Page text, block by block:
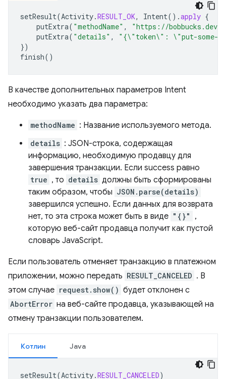
setResult(Activity.RESULT_OK, Intent().apply {
putExtra( "methodName" ,
"https://bobbucks.dev/
putExtra( "details" ,
"{\"token\": \"put-some-
})
finish()
В качестве дополнительных параметров Intent
необходимо указать два параметра:
methodName : Название используемого метода.
details : JSON-строка, содержащая
информацию, необходимую продавцу для
завершения транзакции. Если success равно
true , то details должны быть сформированы
таким образом, чтобы JSON.parse(details)
завершился успешно. Если данных для возврата
нет, то эта строка может быть в виде "{}"
,
которую веб-сайт продавца получит как пустой
словарь JavaScript.
Если пользователь отменяет транзакцию в платежном
приложении, можно передать RESULT_CANCELED . В
этом случае request.show() будет отклонен с
AbortError на веб-сайте продавца, указывающей на
отмену транзакции пользователем.
Котлин Java
setResult(Activity.RESULT_CANCELED)